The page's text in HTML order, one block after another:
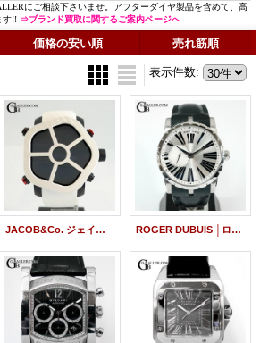
にご相談下さいませ。アフターダイヤ製品を含めて、高
す!! ⇒ブランド買取に関するご案内ページへ
価格の安い順 売れ筋順
表示件数:
JACOB&Co. ジェイコブ 5タイムゾーン ゴースト 買取 ROGER DUBUIS │ロジェ・デュブイ エクスカリバー 買取